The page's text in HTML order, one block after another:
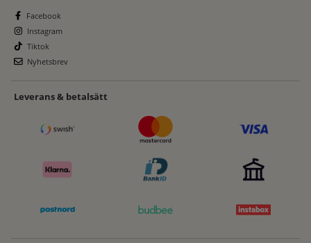
Facebook
Instagram
Tiktok
Nyhetsbrev
Leverans & betalsätt